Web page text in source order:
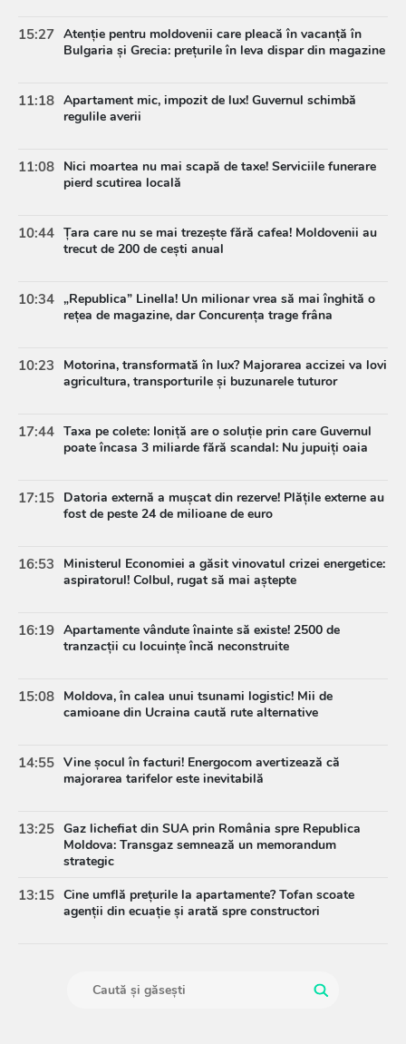
15:27 Atenție pentru moldovenii care pleacă în vacanță în
Bulgaria și Grecia: prețurile în leva dispar din magazine
11:18 Apartament mic, impozit de lux! Guvernul schimbă
regulile averii
11:08 Nici moartea nu mai scapă de taxe! Serviciile funerare
pierd scutirea locală
10:44 Țara care nu se mai trezește fără cafea! Moldovenii au
trecut de 200 de cești anual
10:34 „Republica” Linella! Un milionar vrea să mai înghită o
rețea de magazine, dar Concurența trage frâna
10:23
Motorina, transformată în lux? Majorarea accizei va lovi
agricultura, transporturile și buzunarele tuturor
17:44 Taxa pe colete: Ioniță are o soluție prin care Guvernul
poate încasa 3 miliarde fără scandal: Nu jupuiți oaia
17:15 Datoria externă a mușcat din rezerve! Plățile externe au
fost de peste 24 de milioane de euro
16:53
Ministerul Economiei a găsit vinovatul crizei energetice:
aspiratorul! Colbul, rugat să mai aștepte
16:19 Apartamente vândute înainte să existe! 2500 de
tranzacții cu locuințe încă neconstruite
15:08 Moldova, în calea unui tsunami logistic! Mii de
camioane din Ucraina caută rute alternative
14:55 Vine șocul în facturi! Energocom avertizează că
majorarea tarifelor este inevitabilă
13:25 Gaz lichefiat din SUA prin România spre Republica
Moldova: Transgaz semnează un memorandum
strategic
13:15 Cine umflă prețurile la apartamente? Tofan scoate
agenții din ecuație și arată spre constructori